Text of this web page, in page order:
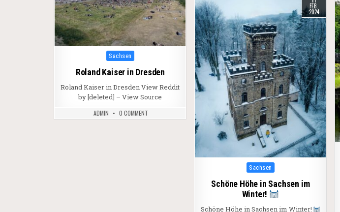
Posted in
Sachsen
Roland Kaiser in Dresden
Roland Kaiser in Dresden View Reddit
by [deleted] – View Source
ADMIN 0 COMMENT
FEB.
2024
Posted in
Sachsen
Schöne Höhe in Sachsen im
Winter!
Schöne Höhe in Sachsen im Winter!